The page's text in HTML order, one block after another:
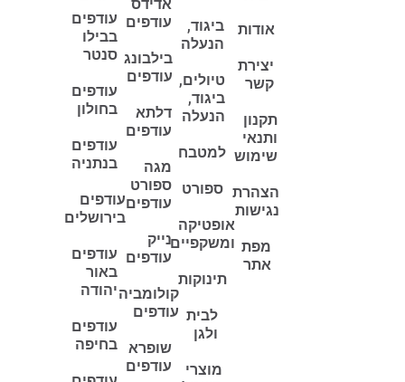
אודות
יצירת
קשר
תקנון
ותנאי
שימוש
הצהרת
נגישות
מפת
אתר
ביגוד,
הנעלה
טיולים,
ביגוד,
הנעלה
למטבח
ספורט
אופטיקה
ומשקפיים
תינוקות
לבית
ולגן
מוצרי
אדידס
עודפים
בילבונג
עודפים
דלתא
עודפים
מגה
ספורט
עודפים
נייק
עודפים
קולומביה
עודפים
שופרא
עודפים
עודפים
בבילו
סנטר
עודפים
בחולון
עודפים
בנתניה
עודפים
בירושלים
עודפים
באור
יהודה
עודפים
בחיפה